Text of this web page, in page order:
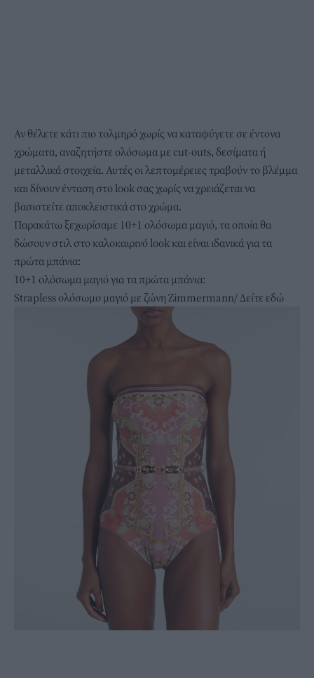
Αν θέλετε κάτι πιο τολμηρό χωρίς να καταφύγετε σε έντονα
χρώματα, αναζητήστε ολόσωμα με cut-outs, δεσίματα ή
μεταλλικά στοιχεία. Αυτές οι λεπτομέρειες τραβούν το βλέμμα
και δίνουν ένταση στο look σας χωρίς να χρειάζεται να
βασιστείτε αποκλειστικά στο χρώμα.
Παρακάτω ξεχωρίσαμε 10+1 ολόσωμα μαγιό, τα οποία θα
δώσουν στιλ στο καλοκαιρινό look και είναι ιδανικά για τα
πρώτα μπάνια:
10+1 ολόσωμα μαγιό για τα πρώτα μπάνια:
Strapless ολόσωμο μαγιό με ζώνη Zimmermann/Δείτε εδώ